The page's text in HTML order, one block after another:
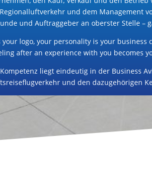
und dem Management
und Auftraggeber an oberster Stelle –
your logo, your personality is your business
after an experience with you becomes
liegt eindeutig in der Business
und den dazugehörigen